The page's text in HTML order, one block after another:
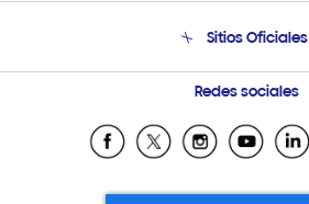
Seguimiento de tu
Condiciones de
Programa de Beneficios
Soporte vía eMail
Preguntas
Sitios Oficiales
Samsung Costa Rica
Samsung Ecuador
Samsung El
Samsung
Redes sociales